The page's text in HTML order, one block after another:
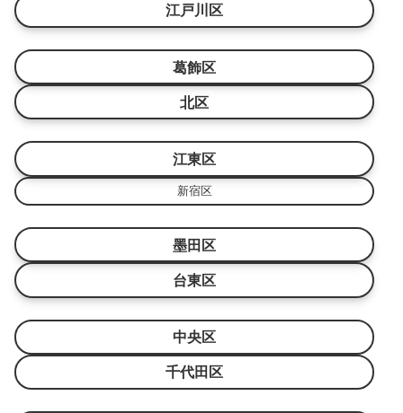
江戸川区
葛飾区
北区
江東区
新宿区
墨田区
台東区
中央区
千代田区